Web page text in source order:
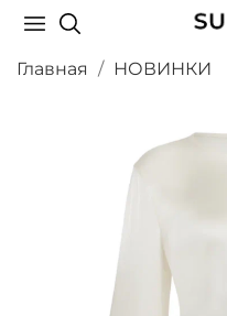
Главная НОВИНКИ